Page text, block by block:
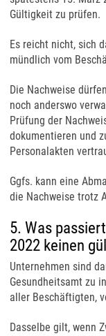
Gültigkeit zu prüfen.
Es reicht nicht, sich
mündlich vom
Die Nachweise
noch anderswo
Prüfung der
dokumentieren und
Personalakten
Ggfs. kann eine
die Nachweise trotz
5. Was
2022 keinen
Unternehmen sind
Gesundheitsamt zu
aller Beschäftigten,
Dasselbe gilt, wenn